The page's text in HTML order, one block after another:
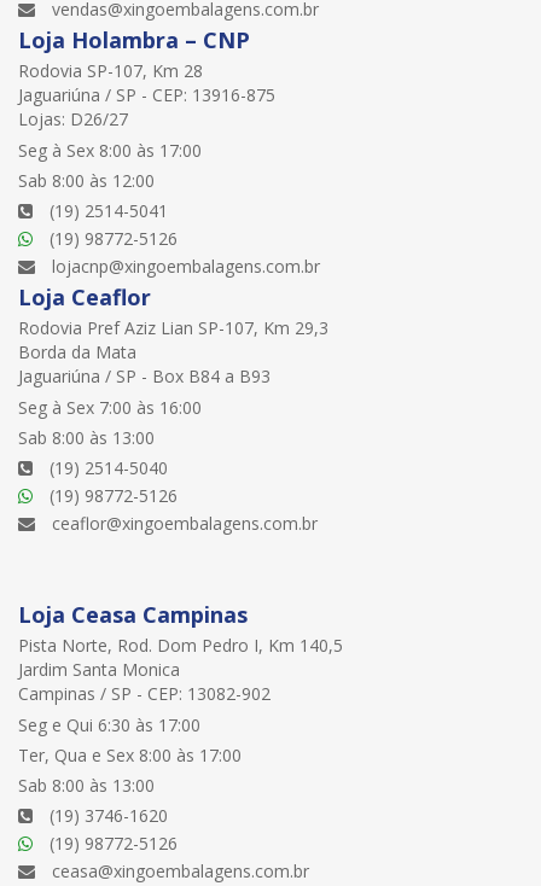
vendas@xingoembalagens.com.br
Loja Holambra – CNP
Rodovia SP-107, Km 28
Jaguariúna / SP - CEP: 13916-875
Lojas: D26/27
Seg à Sex 8:00 às 17:00
Sab 8:00 às 12:00
(19) 2514-5041
(19) 98772-5126
lojacnp@xingoembalagens.com.br
Loja Ceaflor
Rodovia Pref Aziz Lian SP-107, Km 29,3
Borda da Mata
Jaguariúna / SP - Box B84 a B93
Seg à Sex 7:00 às 16:00
Sab 8:00 às 13:00
(19) 2514-5040
(19) 98772-5126
ceaflor@xingoembalagens.com.br
Loja Ceasa Campinas
Pista Norte, Rod. Dom Pedro I, Km 140,5
Jardim Santa Monica
Campinas / SP - CEP: 13082-902
Seg e Qui 6:30 às 17:00
Ter, Qua e Sex 8:00 às 17:00
Sab 8:00 às 13:00
(19) 3746-1620
(19) 98772-5126
ceasa@xingoembalagens.com.br